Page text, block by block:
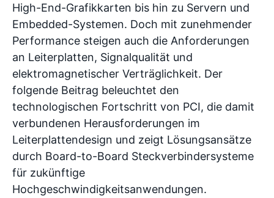
High-End-Grafikkarten bis hin zu Servern und
Embedded-Systemen. Doch mit zunehmender
Performance steigen auch die Anforderungen
an Leiterplatten, Signalqualität und
elektromagnetischer Verträglichkeit. Der
folgende Beitrag beleuchtet den
technologischen Fortschritt von PCI, die damit
verbundenen Herausforderungen im
Leiterplattendesign und zeigt Lösungsansätze
durch Board-to-Board Steckverbindersysteme
für zukünftige
Hochgeschwindigkeitsanwendungen.